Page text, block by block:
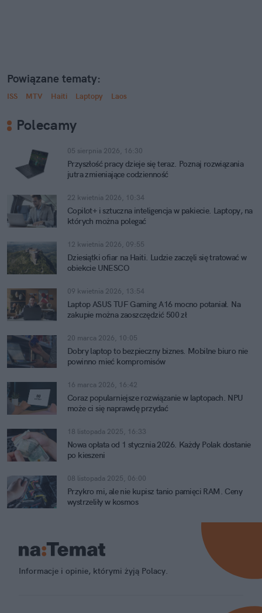
Powiązane tematy:
ISS MTV Haiti Laptopy Laos
Polecamy
05 sierpnia 2026, 16:30
Przyszłość pracy dzieje się teraz. Poznaj rozwiązania
jutra zmieniające codzienność
22 kwietnia 2026, 10:34
Copilot+ i sztuczna inteligencja w pakiecie. Laptopy, na
których można polegać
12 kwietnia 2026, 09:55
Dziesiątki ofiar na Haiti. Ludzie zaczęli się tratować w
obiekcie UNESCO
09 kwietnia 2026, 13:54
Laptop ASUS TUF Gaming A16 mocno potaniał. Na
zakupie można zaoszczędzić 500 zł
20 marca 2026, 10:05
Dobry laptop to bezpieczny biznes. Mobilne biuro nie
powinno mieć kompromisów
16 marca 2026, 16:42
Coraz popularniejsze rozwiązanie w laptopach. NPU
może ci się naprawdę przydać
18 listopada 2025, 16:33
Nowa opłata od 1 stycznia 2026. Każdy Polak dostanie
po kieszeni
08 listopada 2025, 06:00
Przykro mi, ale nie kupisz tanio pamięci RAM. Ceny
wystrzeliły w kosmos
Informacje i opinie, którymi żyją Polacy.